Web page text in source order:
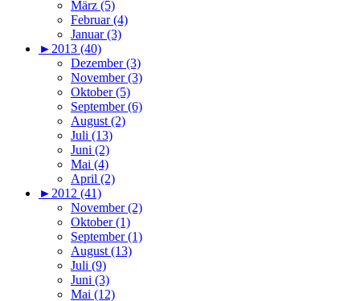
März (5)
Februar (4)
Januar (3)
► 2013 (40)
Dezember (3)
November (3)
Oktober (5)
September (6)
August (2)
Juli (13)
Juni (2)
Mai (4)
April (2)
► 2012 (41)
November (2)
Oktober (1)
September (1)
August (13)
Juli (9)
Juni (3)
Mai (12)